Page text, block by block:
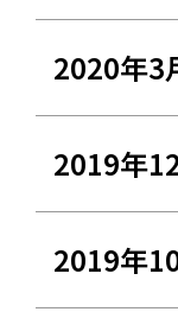
2020年3
2019年
2019年